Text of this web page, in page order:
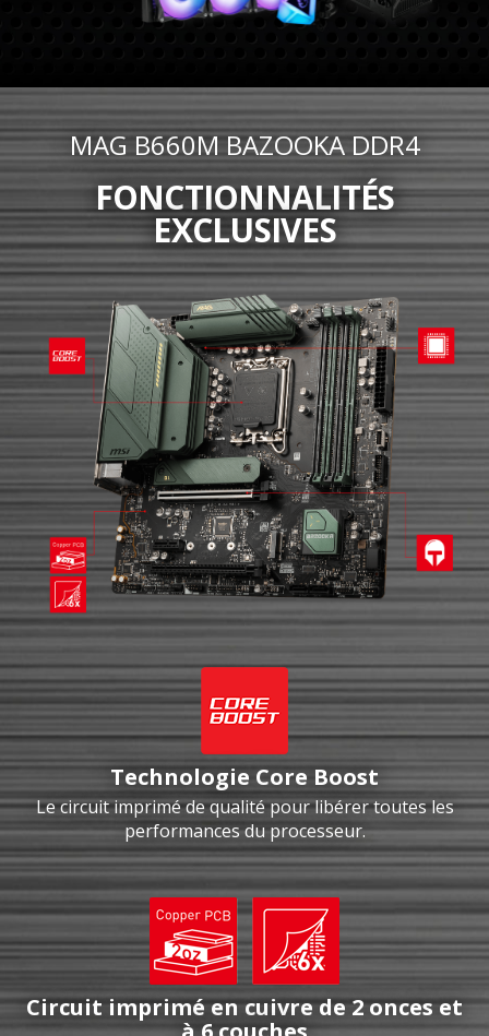
MAG B660M BAZOOKA DDR4
FONCTIONNALITÉS
EXCLUSIVES
Technologie Core Boost
Le circuit imprimé de qualité pour libérer toutes les
performances du processeur.
Circuit imprimé en cuivre de 2 onces et